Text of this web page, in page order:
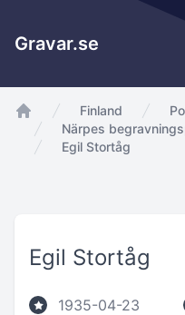
Gravar.se
app.Start
Finland
Närpes
Egil Stortåg
Egil Stortåg
1935-04-23